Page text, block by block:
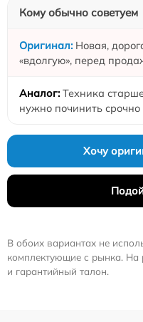
Кому обычно советуем
Новая,
«вдолгую», перед
Техника
нужно починить срочно
Хочу
В обоих вариантах не
комплектующие с рынка.
и гарантийный талон.